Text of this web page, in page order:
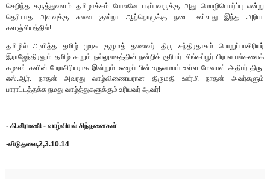
செறிந்த கருத்துவளம் தமிழாக்கம் போலவே படிப்பவருக்கு அது மொழிபெயர்ப்பு என்று
தெரியாத அளவுக்கு சுவை குன்றா ஆற்றொழுக்கு நடை உள்ளது இந்த அரிய
களஞ்சியத்தில்!
தமிழில் அளித்த தமிழ் முரசு குழுமத் தலைவர் திரு சந்திரதாசும் பொறுப்பாசிரியர்
இராஜேந்திரனும் தமிழ் கூறும் நல்லுலகத்தின் நன்றிக் குரியர். சிங்கப்பூர் பிரபல பல்கலைக்
கழகங் களின் பேராசிரியராக இன்றும் உழைப் பின் உருவமாய் உள்ள மேனாள் அதிபர் திரு.
எஸ்.ஆர். நாதன் அவரது வாழ்விணையரான திருமதி ஊர்மி நாதன் அவர்களும்
பாராட்டத்தக்க நமது வாழ்த்துகளுக்கும் உரியவர் ஆவர்!
- கி.வீரமணி - வாழ்வியல் சிந்தனைகள்
-விடுதலை,2,3.10.14